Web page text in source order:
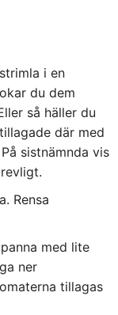
i en
du dem
så häller du
där med
sistnämnda vis
Rensa
med lite
ner
tillagas